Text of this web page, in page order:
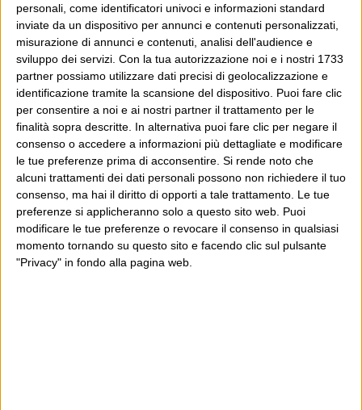
personali, come identificatori univoci e informazioni standard
inviate da un dispositivo per annunci e contenuti personalizzati,
misurazione di annunci e contenuti, analisi dell'audience e
sviluppo dei servizi. Con la tua autorizzazione noi e i nostri 1733
partner possiamo utilizzare dati precisi di geolocalizzazione e
identificazione tramite la scansione del dispositivo. Puoi fare clic
per consentire a noi e ai nostri partner il trattamento per le
finalità sopra descritte. In alternativa puoi fare clic per negare il
consenso o accedere a informazioni più dettagliate e modificare
le tue preferenze prima di acconsentire. Si rende noto che
alcuni trattamenti dei dati personali possono non richiedere il tuo
consenso, ma hai il diritto di opporti a tale trattamento. Le tue
preferenze si applicheranno solo a questo sito web. Puoi
modificare le tue preferenze o revocare il consenso in qualsiasi
momento tornando su questo sito e facendo clic sul pulsante
"Privacy" in fondo alla pagina web.